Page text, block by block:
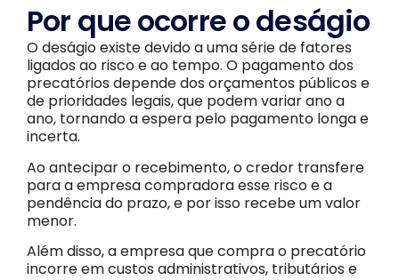
Por que ocorre o deságio
O deságio existe devido a uma série de fatores
ligados ao risco e ao tempo. O pagamento dos
precatórios depende dos orçamentos públicos e
de prioridades legais, que podem variar ano a
ano, tornando a espera pelo pagamento longa e
incerta.
Ao antecipar o recebimento, o credor transfere
para a empresa compradora esse risco e a
pendência do prazo, e por isso recebe um valor
menor.
Além disso, a empresa que compra o precatório
incorre em custos administrativos, tributários e